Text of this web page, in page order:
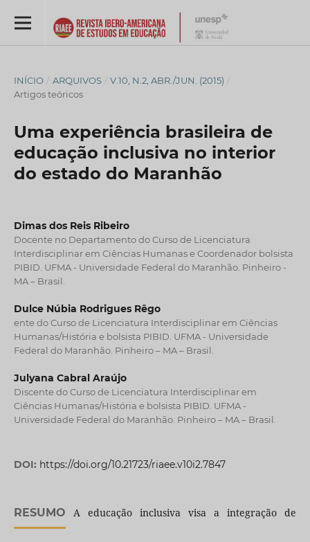
INÍCIO / ARQUIVOS / V.10, N.2, ABR./JUN. (2015) /
Artigos teóricos
Uma experiência brasileira de
educação inclusiva no interior
do estado do Maranhão
Dimas dos Reis Ribeiro
Docente no Departamento do Curso de Licenciatura
Interdisciplinar em Ciências Humanas e Coordenador bolsista
PIBID. UFMA - Universidade Federal do Maranhão. Pinheiro -
MA – Brasil.
Dulce Núbia Rodrigues Rêgo
ente do Curso de Licenciatura Interdisciplinar em Ciências
Humanas/História e bolsista PIBID. UFMA - Universidade
Federal do Maranhão. Pinheiro – MA – Brasil.
Julyana Cabral Araújo
Discente do Curso de Licenciatura Interdisciplinar em
Ciências Humanas/História e bolsista PIBID. UFMA -
Universidade Federal do Maranhão. Pinheiro – MA – Brasil.
DOI: https://doi.org/10.21723/riaee.v10i2.7847
RESUMO A educação inclusiva visa a integração de